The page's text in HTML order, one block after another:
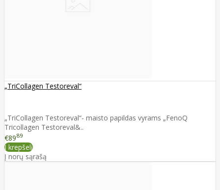
„TriCollagen Testoreval“
„TriCollagen Testoreval“- maisto papildas vyrams „FenoQ
Tricollagen Testoreval&..
€8989
Į krepšelį
Į norų sąrašą